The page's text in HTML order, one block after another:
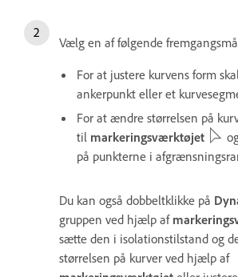
Vælg en af følgende
For at justere kurvens form
ankerpunkt eller et
For at ændre størrelsen på
til markeringsværktøjet
på punkterne i
Du kan også dobbeltklikke på
gruppen ved hjælp af
sætte den i isolationstilstand og
størrelsen på kurver ved hjælp af